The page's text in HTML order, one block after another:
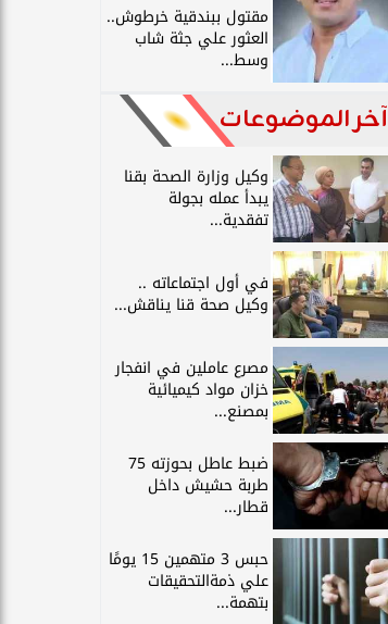
مقتول ببندقية خرطوش..
العثور علي جثة شاب
وسط...
آخر الموضوعات
وكيل وزارة الصحة بقنا
يبدأ عمله بجولة
تفقدية...
في أول اجتماعاته ..
وكيل صحة قنا يناقش...
مصرع عاملين في انفجار
خزان مواد كيميائية
بمصنع...
ضبط عاطل بحوزته 75
طربة حشيش داخل
قطار...
حبس 3 متهمين 15 يومًا
علي ذمةالتحقيقات
بتهمة...